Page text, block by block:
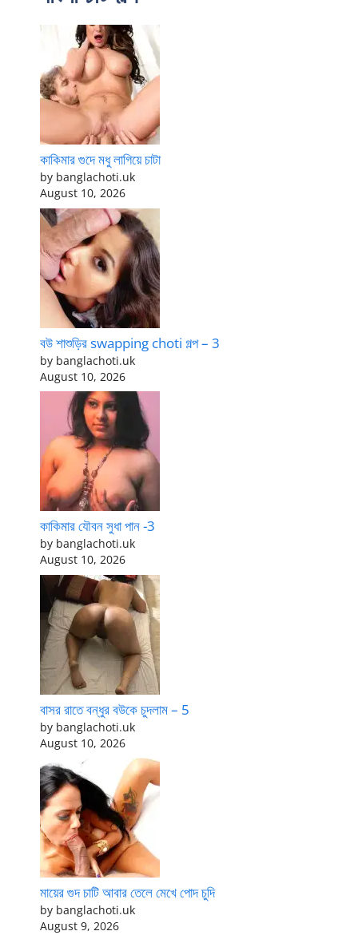
কাকিমার গুদে মধু লাগিয়ে চাটা
by banglachoti.uk
August 10, 2026
বউ শাশুড়ির swapping choti গল্প – 3
by banglachoti.uk
August 10, 2026
কাকিমার যৌবন সুধা পান -3
by banglachoti.uk
August 10, 2026
বাসর রাতে বন্ধুর বউকে চুদলাম – 5
by banglachoti.uk
August 10, 2026
মায়ের গুদ চাটি আবার তেলে মেখে পোদ চুদি
by banglachoti.uk
August 9, 2026